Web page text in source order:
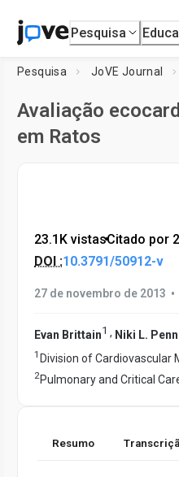
Pesquisa
Pesquisa JoVE Journal
Avaliação
em Ratos
23.1K vistas•Citado por
DOI :10.3791/50912-v
27 de novembro de 2013 •
Evan Brittain1 , Niki L.
1 Division of Cardiovascular
2Pulmonary and Critical
Resumo